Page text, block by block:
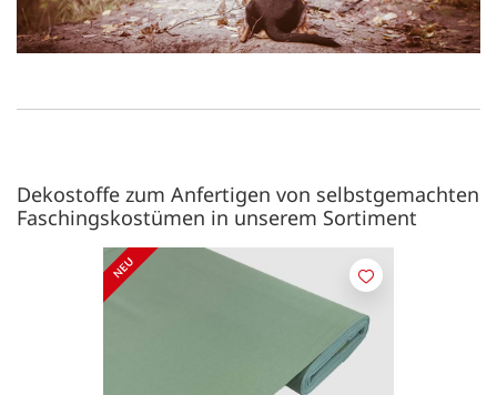
Dekostoffe zum Anfertigen von selbstgemachten
Faschingskostümen in unserem Sortiment
Merken